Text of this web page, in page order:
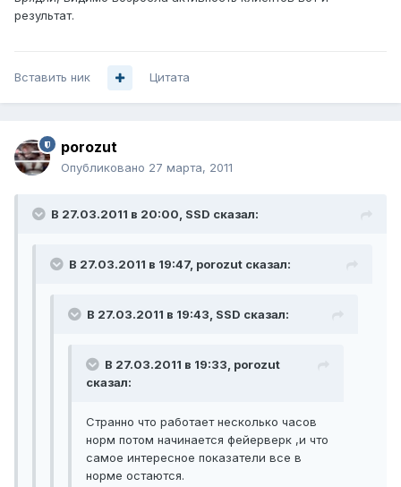
результат.
Вставить ник Цитата
porozut
Опубликовано 27 марта, 2011
В 27.03.2011 в 20:00, SSD сказал:
В 27.03.2011 в 19:47, porozut сказал:
В 27.03.2011 в 19:43, SSD сказал:
В 27.03.2011 в 19:33, porozut
сказал:
Странно что работает несколько часов
норм потом начинается фейерверк ,и что
самое интересное показатели все в
норме остаются.